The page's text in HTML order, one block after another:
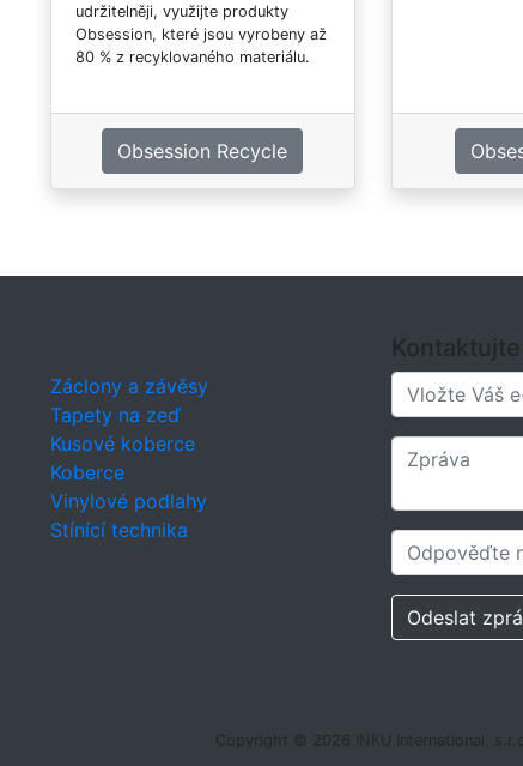
udržitelněji, využijte produkty
Obsession, které jsou vyrobeny až
80 % z recyklovaného materiálu.
Obsession Recycle
Záclony a závěsy
Tapety na zeď
Kusové koberce
Koberce
Vinylové podlahy
Stínící technika
Kontaktujte
Odeslat
Copyright © 2026 INKU International, s.r.o.